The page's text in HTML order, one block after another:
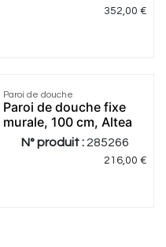
352,00 €
Paroi de douche
Paroi de douche fixe
murale, 100 cm, Altea
N° produit : 285266
216,00 €